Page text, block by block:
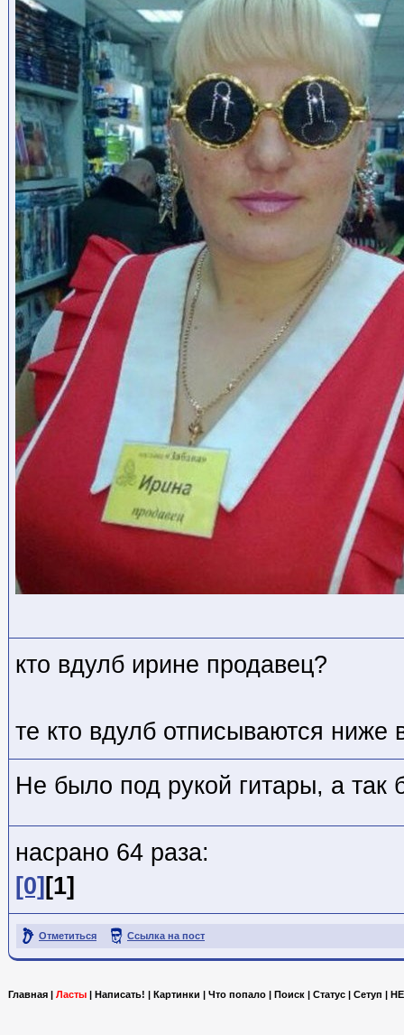
кто вдулб ирине продавец?
те кто вдулб отписываются ниже
Не было под рукой гитары, а так
насрано 64 раза:
[0] [1]
Отметиться Ссылка на пост
Главная | Ласты | Написать! | Картинки | Что попало | Поиск | Статус | Сетуп |